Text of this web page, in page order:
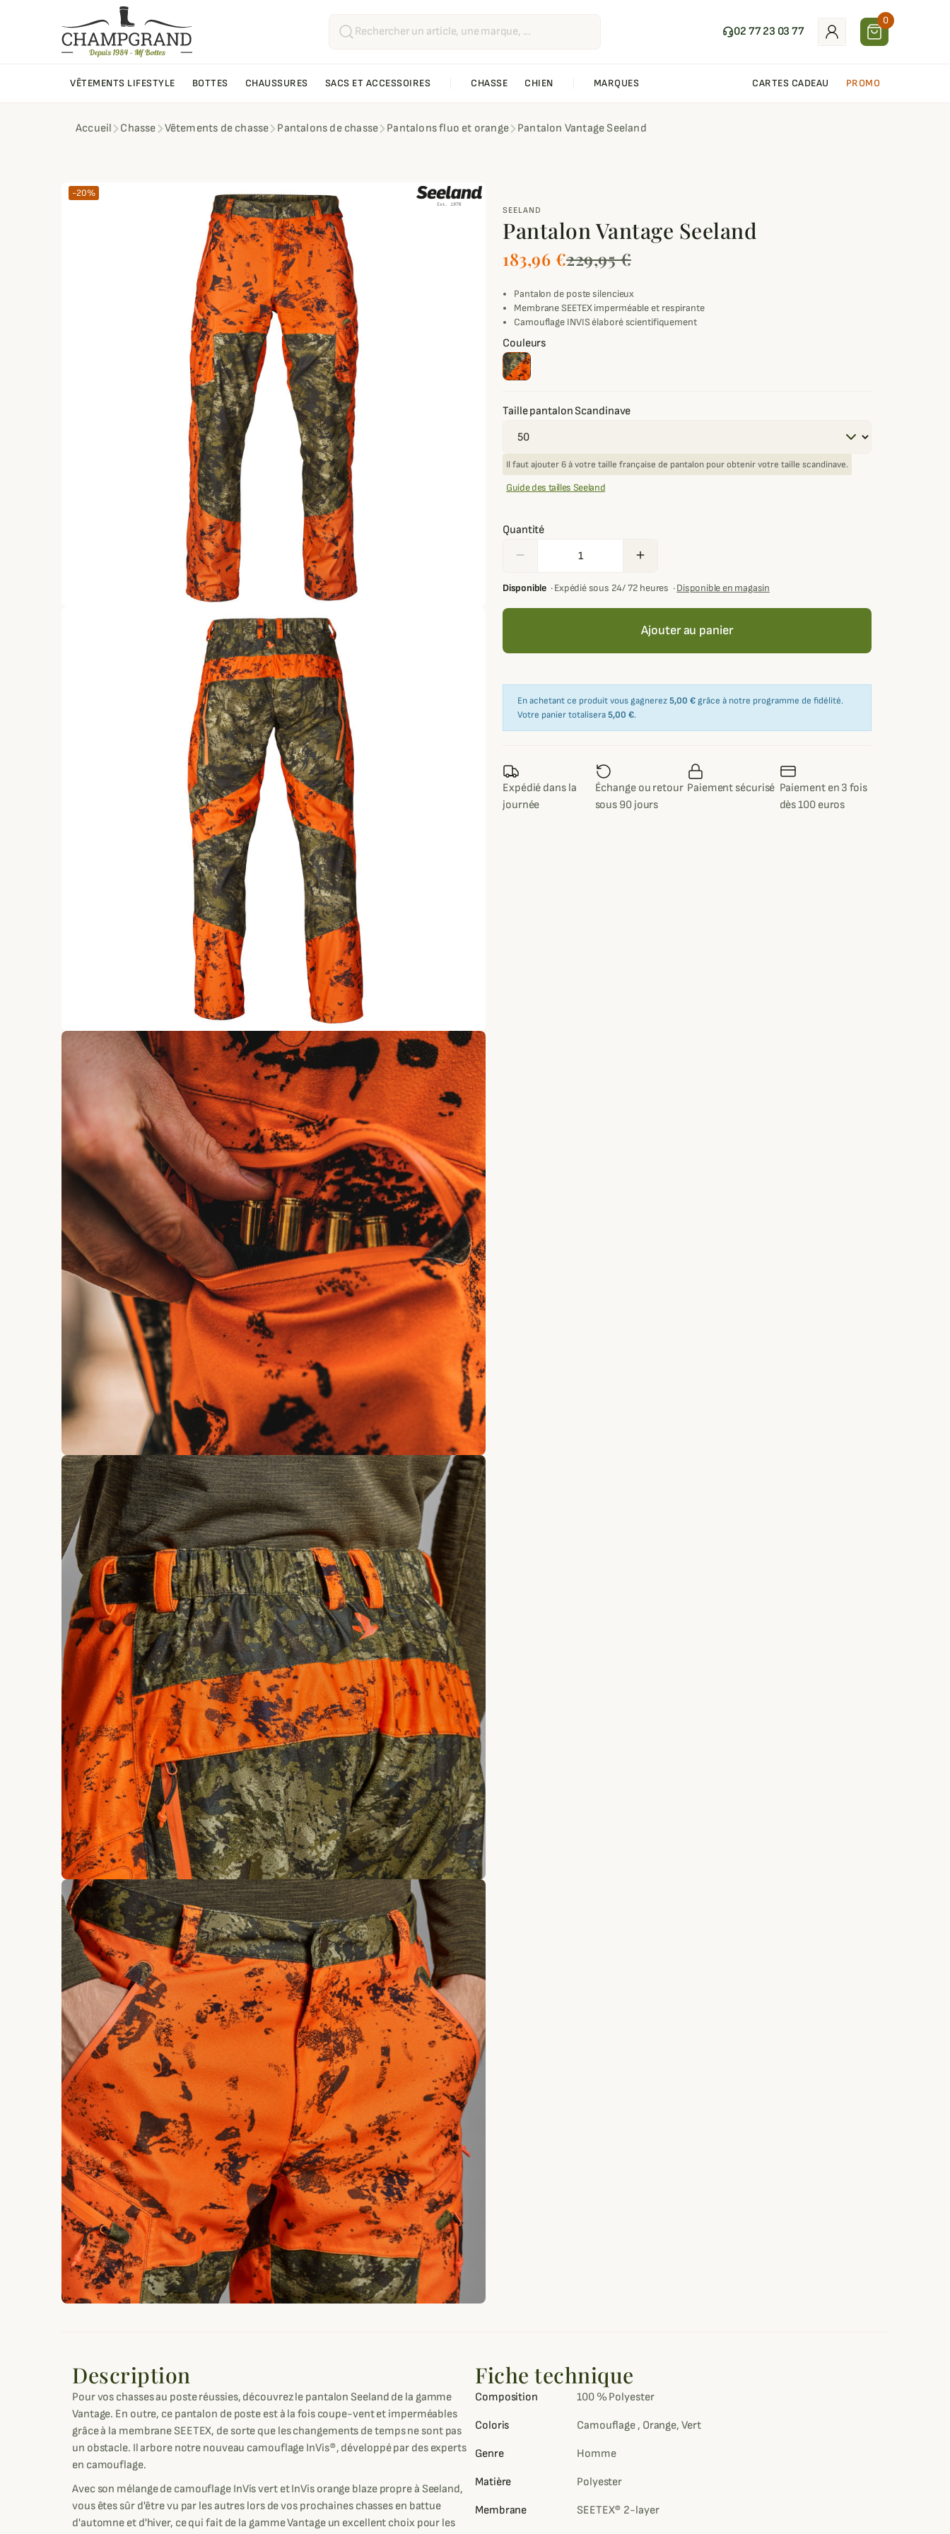
02 77 23 03 77
0
VÊTEMENTS LIFESTYLE BOTTES CHAUSSURES SACS ET ACCESSOIRES CHASSE CHIEN MARQUES CARTES CADEAU PROMO
Accueil Chasse Vêtements de chasse Pantalons de chasse Pantalons fluo et orange Pantalon Vantage Seeland
-20%
SEELAND
Pantalon Vantage Seeland
183,96 €229,95 €
Pantalon de poste silencieux
Membrane SEETEX imperméable et respirante
Camouflage INVIS élaboré scientifiquement
Couleurs
Taille pantalon Scandinave
Il faut ajouter 6 à votre taille française de pantalon pour obtenir votre taille scandinave.
Guide des tailles Seeland
Quantité
remove add
Disponible ·Expédié sous 24/ 72 heures ·Disponible en magasin
Ajouter au panier
En achetant ce produit vous gagnerez5,00 € grâce à notre programme de fidélité.
Votre panier totalisera5,00 €.
Expédié dans la
journée
Échange ou retour
sous 90 jours
Paiement sécurisé Paiement en 3 fois
dès 100 euros
Description
Pour vos chasses au poste réussies, découvrez le pantalon Seeland de la gamme
Vantage. En outre, ce pantalon de poste est à la fois coupe-vent et imperméables
grâce à la membrane SEETEX, de sorte que les changements de temps ne sont pas
un obstacle. Il arbore notre nouveau camouflage InVis®, développé par des experts
en camouflage.
Avec son mélange de camouflage InVis vert et InVis orange blaze propre à Seeland,
vous êtes sûr d'être vu par les autres lors de vos prochaines chasses en battue
d'automne et d'hiver, ce qui fait de la gamme Vantage un excellent choix pour les
Fiche technique
Composition 100 % Polyester
Coloris Camouflage , Orange, Vert
Genre Homme
Matière Polyester
Membrane SEETEX® 2-layer